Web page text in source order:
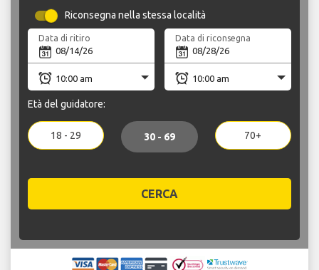
Riconsegna nella stessa località
Data di ritiro Data di riconsegna
Età del guidatore:
18 - 29 30 - 69 70+
CERCA